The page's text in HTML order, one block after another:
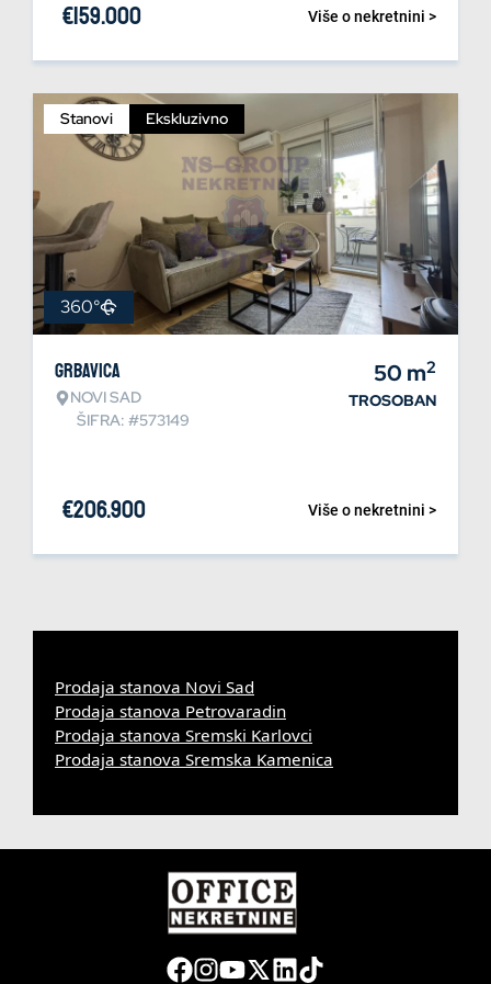
Više o nekretnini >
€159.000
Stanovi Ekskluzivno
360°
Grbavica
NOVI SAD
ŠIFRA: #573149
50 m2
TROSOBAN
Više o nekretnini >
€206.900
Prodaja stanova Novi Sad
Prodaja stanova Petrovaradin
Prodaja stanova Sremski Karlovci
Prodaja stanova Sremska Kamenica